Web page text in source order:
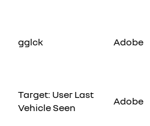
gglck Adobe
Target: User Last
Vehicle Seen
Adobe